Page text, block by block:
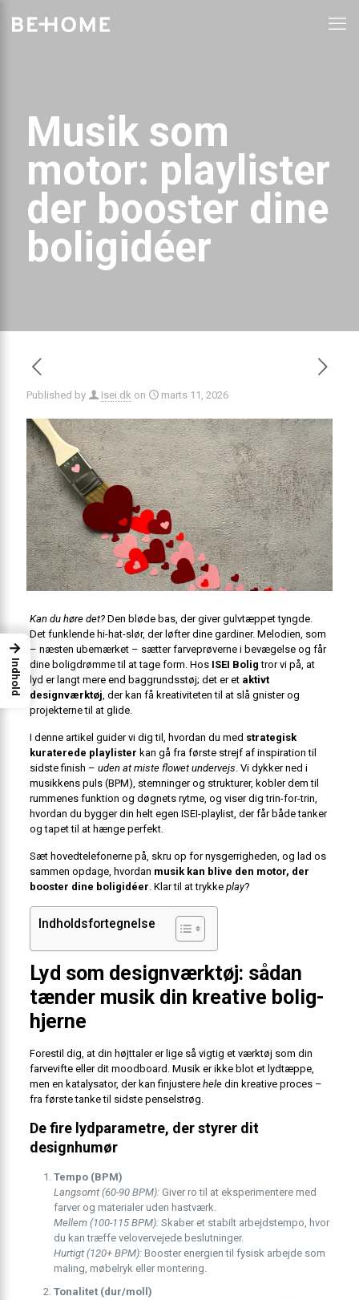
Musik som
motor: playlister
der booster dine
boligidéer
Published by Isei.dk on marts 11, 2026
Kan du høre det?Den bløde bas, der giver gulvtæppet tyngde.
Det funklende hi-hat-slør, der løfter dine gardiner. Melodien, som
– næsten ubemærket – sætter farveprøverne i bevægelse og får
dine boligdrømme til at tage form. Hos ISEI Bolig tror vi på, at
lyd er langt mere end baggrundsstøj; det er et aktivt
designværktøj, der kan få kreativiteten til at slå gnister og
projekterne til at glide.
I denne artikel guider vi dig til, hvordan du med strategisk
kuraterede playlister kan gå fra første strejf af inspiration til
sidste finish – uden at miste flowet undervejs. Vi dykker ned i
musikkens puls (BPM), stemninger og strukturer, kobler dem til
rummenes funktion og døgnets rytme, og viser dig trin-for-trin,
hvordan du bygger din helt egen ISEI-playlist, der får både tanker
og tapet til at hænge perfekt.
Sæt hovedtelefonerne på, skru op for nysgerrigheden, og lad os
sammen opdage, hvordan musik kan blive den motor, der
booster dine boligidéer. Klar til at trykke play?
Indholdsfortegnelse
Lyd som designværktøj: sådan
tænder musik din kreative bolig-
hjerne
Forestil dig, at din højttaler er lige så vigtig et værktøj som din
farvevifte eller dit moodboard. Musik er ikke blot et lydtæppe,
men en katalysator, der kan finjustere heledin kreative proces –
fra første tanke til sidste penselstrøg.
De fire lyd­parametre, der styrer dit
designhumør
Tempo (BPM)
Langsomt (60-90 BPM):Giver ro til at eksperimentere med
farver og materialer uden hastværk.
Mellem (100-115 BPM):Skaber et stabilt arbejdstempo, hvor
du kan træffe velovervejede beslutninger.
Hurtigt (120+ BPM):Booster energien til fysisk arbejde som
maling, møbelryk eller montering.
Tonalitet (dur/moll)
→
Indhold